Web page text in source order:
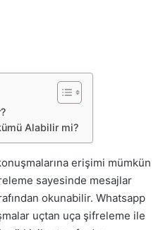
Alabilir mi?
erişimi mümkün
sayesinde mesajlar
okunabilir. Whatsapp
uçtan uça şifreleme ile